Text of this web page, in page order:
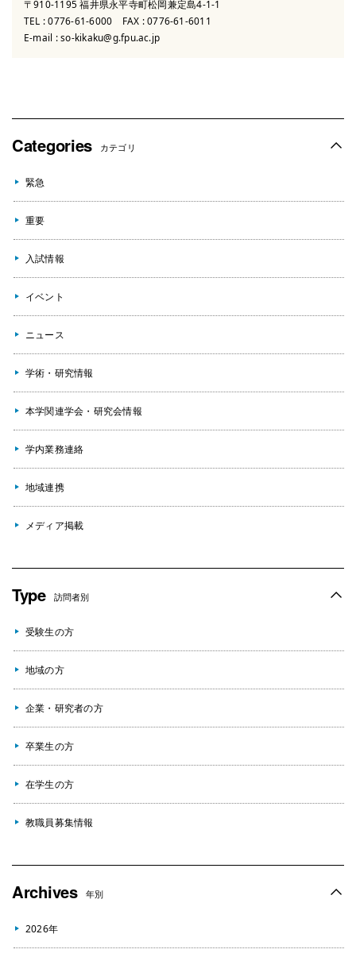
〒910-1195 福井県永平寺町松岡兼定島4-1-1
TEL :0776-61-6000 FAX : 0776-61-6011
E-mail :so-kikaku@g.fpu.ac.jp
Categories カテゴリ
緊急
重要
入試情報
イベント
ニュース
学術・研究情報
本学関連学会・研究会情報
学内業務連絡
地域連携
メディア掲載
Type 訪問者別
受験生の方
地域の方
企業・研究者の方
卒業生の方
在学生の方
教職員募集情報
Archives 年別
2026年